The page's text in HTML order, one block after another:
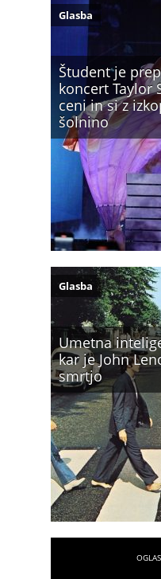
Študent je
koncert Taylor
ceni in si z
šolnino
Glasba
Umetna
kar je John
smrtjo
Glasba